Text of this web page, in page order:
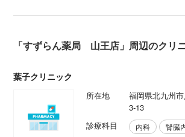
「すずらん薬局 山王店」周辺のクリ
葉子クリニック
所在地
福岡県北九州
3-13
診療科目
内科 腎臓